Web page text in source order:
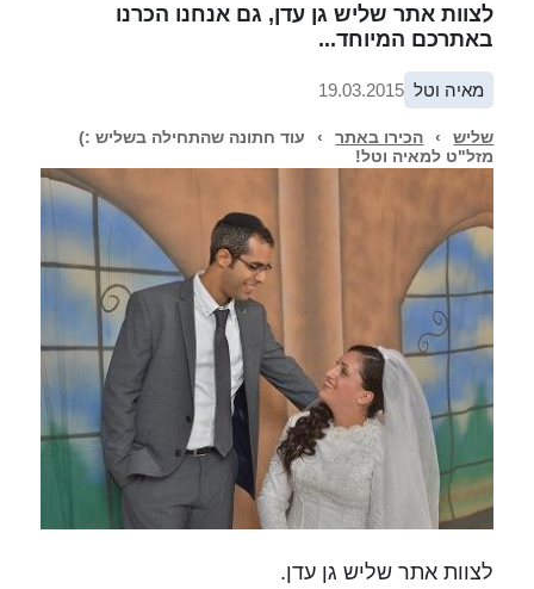
לצוות אתר שליש גן עדן, גם אנחנו הכרנו
באתרכם המיוחד...
מאיה וטל 19.03.2015
שליש › הכירו באתר ›
עוד חתונה שהתחילה בשליש :)
מזל"ט למאיה וטל!
לצוות אתר שליש גן עדן.